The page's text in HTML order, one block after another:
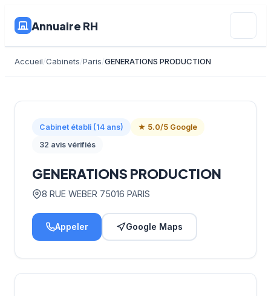
Annuaire RH
Accueil Cabinets Paris GENERATIONS PRODUCTION
Cabinet établi (14 ans)
★ 5.0/5 Google
32 avis vérifiés
GENERATIONS PRODUCTION
8 RUE WEBER 75016 PARIS
Appeler Google Maps